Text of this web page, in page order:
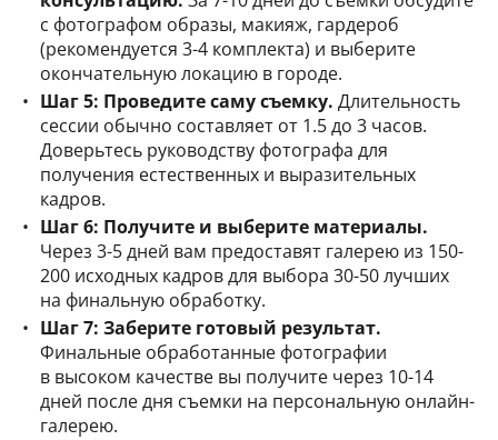
с фотографом образы, макияж, гардероб
(рекомендуется 3-4 комплекта) и выберите
окончательную локацию в городе.
Шаг 5: Проведите саму съемку. Длительность
сессии обычно составляет от 1.5 до 3 часов.
Доверьтесь руководству фотографа для
получения естественных и выразительных
кадров.
Шаг 6: Получите и выберите материалы.
Через 3-5 дней вам предоставят галерею из 150-
200 исходных кадров для выбора 30-50 лучших
на финальную обработку.
Шаг 7: Заберите готовый результат.
Финальные обработанные фотографии
в высоком качестве вы получите через 10-14
дней после дня съемки на персональную онлайн-
галерею.